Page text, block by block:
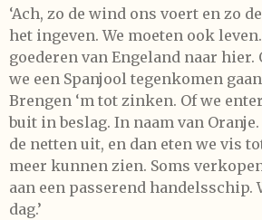
‘Ach, zo de wind ons voert en zo
het ingeven. We moeten ook
goederen van Engeland naar hier.
we een Spanjool tegenkomen
Brengen ‘m tot zinken. Of we
buit in beslag. In naam van
de netten uit, en dan eten we vis
meer kunnen zien. Soms
aan een passerend handelsschip.
dag.’